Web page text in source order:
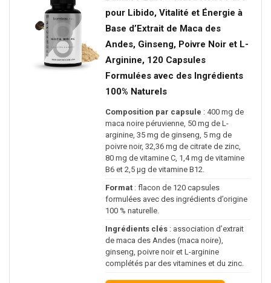
pour Libido, Vitalité et Énergie à
Base d’Extrait de Maca des
Andes, Ginseng, Poivre Noir et L-
Arginine, 120 Capsules
Formulées avec des Ingrédients
100% Naturels
Composition par capsule : 400 mg de
maca noire péruvienne, 50 mg de L-
arginine, 35 mg de ginseng, 5 mg de
poivre noir, 32,36 mg de citrate de zinc,
80 mg de vitamine C, 1,4 mg de vitamine
B6 et 2,5 µg de vitamine B12.
Format : flacon de 120 capsules
formulées avec des ingrédients d’origine
100 % naturelle.
Ingrédients clés : association d’extrait
de maca des Andes (maca noire),
ginseng, poivre noir et L-arginine
complétés par des vitamines et du zinc.